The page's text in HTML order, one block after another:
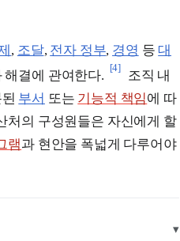
, 조달, 전자 정부, 경영 등대
해결에 관여한다.
[4]
조직 내
부서 또는 기능적 책임에 따
처의 구성원들은 자신에게 할
램과 현안을 폭넓게 다루어야
▾